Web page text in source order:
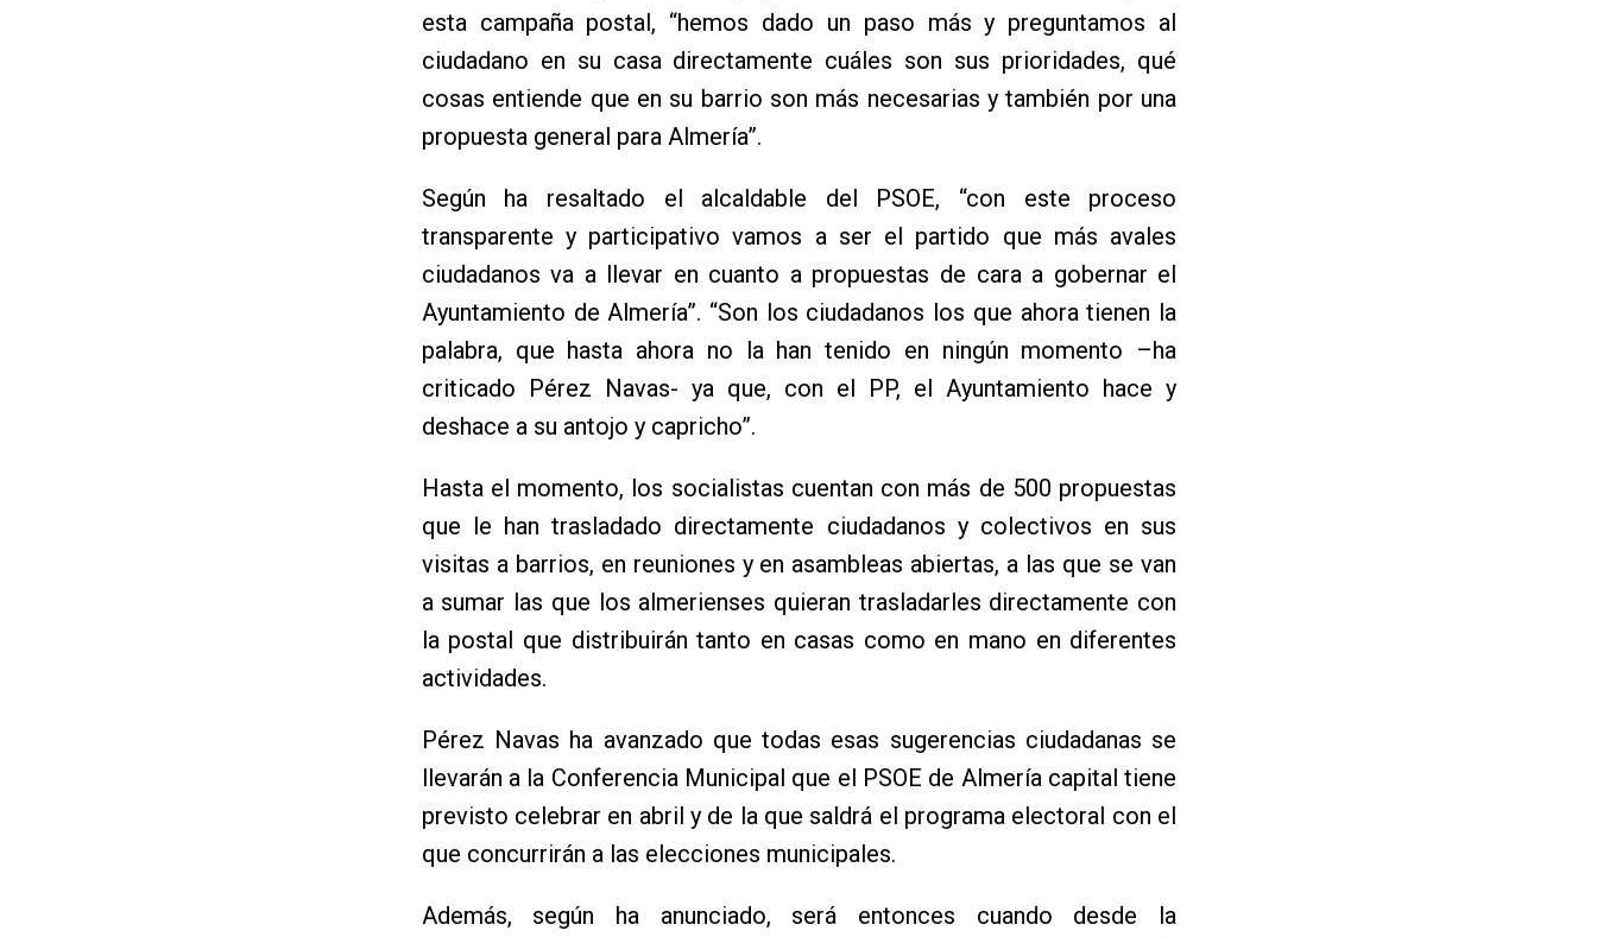
esta campaña postal, “hemos dado un paso más y preguntamos al
ciudadano en su casa directamente cuáles son sus prioridades, qué
cosas entiende que en su barrio son más necesarias y también por una
propuesta general para Almería”.
Según ha resaltado el alcaldable del PSOE, “con este proceso
transparente y participativo vamos a ser el partido que más avales
ciudadanos va a llevar en cuanto a propuestas de cara a gobernar el
Ayuntamiento de Almería”. “Son los ciudadanos los que ahora tienen la
palabra, que hasta ahora no la han tenido en ningún momento –ha
criticado Pérez Navas- ya que, con el PP, el Ayuntamiento hace y
deshace a su antojo y capricho”.
Hasta el momento, los socialistas cuentan con más de 500 propuestas
que le han trasladado directamente ciudadanos y colectivos en sus
visitas a barrios, en reuniones y en asambleas abiertas, a las que se van
a sumar las que los almerienses quieran trasladarles directamente con
la postal que distribuirán tanto en casas como en mano en diferentes
actividades.
Pérez Navas ha avanzado que todas esas sugerencias ciudadanas se
llevarán a la Conferencia Municipal que el PSOE de Almería capital tiene
previsto celebrar en abril y de la que saldrá el programa electoral con el
que concurrirán a las elecciones municipales.
Además, según ha anunciado, será entonces cuando desde la